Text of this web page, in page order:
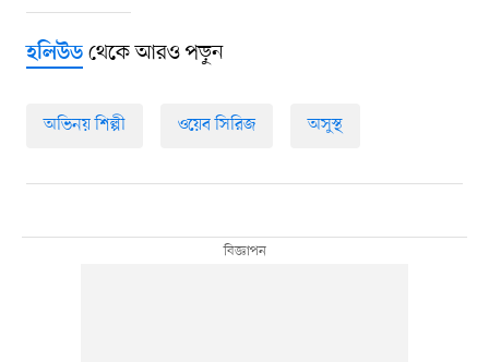
হলিউডথেকে আরও পড়ুন
অভিনয় শিল্পী ওয়েব সিরিজ অসুস্থ